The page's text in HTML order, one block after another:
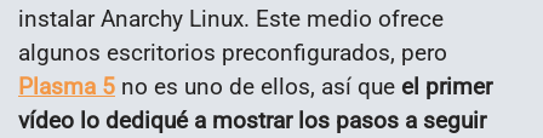
instalar Anarchy Linux. Este medio ofrece
algunos escritorios preconfigurados, pero
Plasma 5 no es uno de ellos, así que el primer
vídeo lo dediqué a mostrar los pasos a seguir